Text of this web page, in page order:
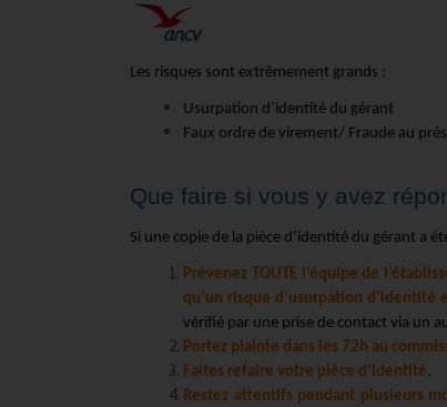
Les risques sont extrêmement grands :
Usurpation d’identité du gérant
Faux ordre de virement/ Fraude au
Que faire si vous y avez
Si une copie de la pièce d’identité du gérant a
Prévenez TOUTE l’équipe de
qu’un risque d’usurpation d’identité
vérifié par une prise de contact via un
Portez plainte dans les 72h au
Faites refaire votre pièce d’identité.
Restez attentifs pendant plusieurs